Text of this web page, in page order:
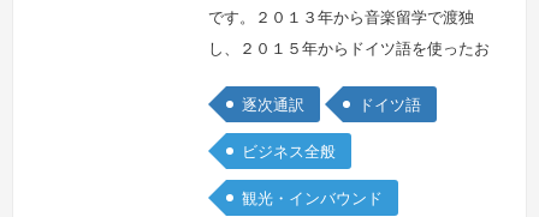
です。２０１３年から音楽留学で渡独
し、２０１５年からドイツ語を使ったお
は少しの言い回しの違いで相手側へかな
り伝わり方が変わります。文化の違いか
ら直訳してしまうと失礼になったり、円
滑なコミュニケーションを取ることが難
逐次通訳 ドイツ語
ビジネス全般
観光・インバウンド